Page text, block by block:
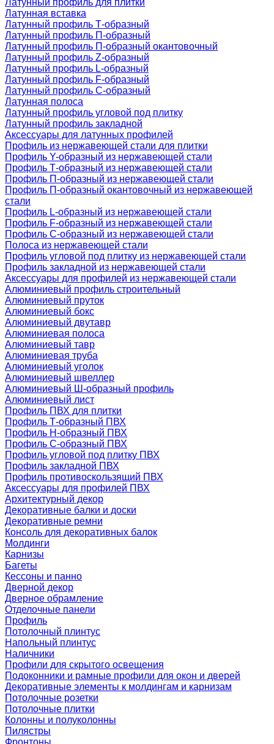
Латунный профиль для плитки
Латунная вставка
Латунный профиль Т-образный
Латунный профиль П-образный
Латунный профиль П-образный окантовочный
Латунный профиль Z-образный
Латунный профиль L-образный
Латунный профиль F-образный
Латунный профиль C-образный
Латунная полоса
Латунный профиль угловой под плитку
Латунный профиль закладной
Аксессуары для латунных профилей
Профиль из нержавеющей стали для плитки
Профиль Y-образный из нержавеющей стали
Профиль Т-образный из нержавеющей стали
Профиль П-образный из нержавеющей стали
Профиль П-образный окантовочный из нержавеющей
стали
Профиль L-образный из нержавеющей стали
Профиль F-образный из нержавеющей стали
Профиль C-образный из нержавеющей стали
Полоса из нержавеющей стали
Профиль угловой под плитку из нержавеющей стали
Профиль закладной из нержавеющей стали
Аксессуары для профилей из нержавеющей стали
Алюминиевый профиль строительный
Алюминиевый пруток
Алюминиевый бокс
Алюминиевый двутавр
Алюминиевая полоса
Алюминиевый тавр
Алюминиевая труба
Алюминиевый уголок
Алюминиевый швеллер
Алюминиевый Ш-образный профиль
Алюминиевый лист
Профиль ПВХ для плитки
Профиль Т-образный ПВХ
Профиль H-образный ПВХ
Профиль C-образный ПВХ
Профиль угловой под плитку ПВХ
Профиль закладной ПВХ
Профиль противоскользящий ПВХ
Аксессуары для профилей ПВХ
Архитектурный декор
Декоративные балки и доски
Декоративные ремни
Консоль для декоративных балок
Молдинги
Карнизы
Багеты
Кессоны и панно
Дверной декор
Дверное обрамление
Отделочные панели
Профиль
Потолочный плинтус
Напольный плинтус
Наличники
Профили для скрытого освещения
Подоконники и рамные профили для окон и дверей
Декоративные элементы к молдингам и карнизам
Потолочные розетки
Потолочные плитки
Колонны и полуколонны
Пилястры
Фронтоны